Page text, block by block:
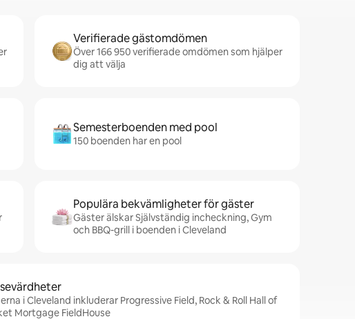
Verifierade gästomdömen
Över 166 950 verifierade omdömen som hjälper
dig att välja
Semesterboenden med pool
150 boenden har en pool
Populära bekvämligheter för gäster
Gäster älskar Självständig incheckning, Gym
och BBQ-grill i boenden i Cleveland
i Cleveland inkluderar Progressive Field, Rock & Roll Hall of
Mortgage FieldHouse